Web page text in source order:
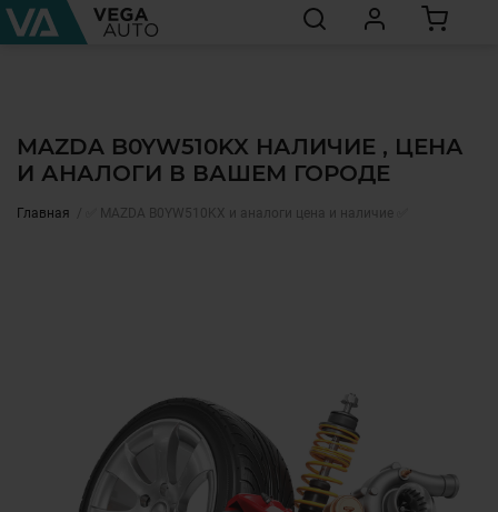
MAZDA B0YW510KX НАЛИЧИЕ , ЦЕНА
И АНАЛОГИ В ВАШЕМ ГОРОДЕ
Главная ✅ MAZDA B0YW510KX и аналоги цена и наличие ✅